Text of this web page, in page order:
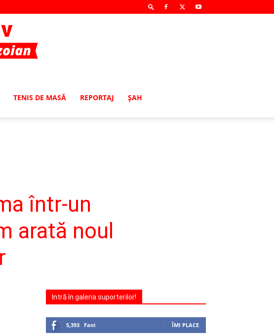
TENIS DE MASĂ REPORTAJ ŞAH
într-un
arată noul
Intră în galeria suporterilor!
5,393 Fani ÎMI PLACE